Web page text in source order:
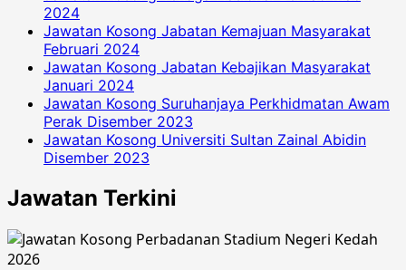
2024
Jawatan Kosong Jabatan Kemajuan Masyarakat
Februari 2024
Jawatan Kosong Jabatan Kebajikan Masyarakat
Januari 2024
Jawatan Kosong Suruhanjaya Perkhidmatan Awam
Perak Disember 2023
Jawatan Kosong Universiti Sultan Zainal Abidin
Disember 2023
Jawatan Terkini